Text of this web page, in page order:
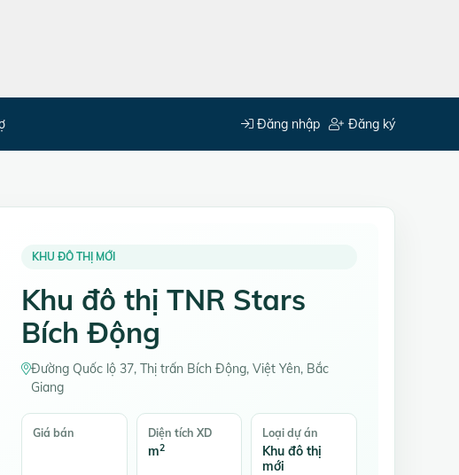
Đăng nhập Đăng ký
KHU ĐÔ THỊ MỚI
Khu đô thị TNR Stars
Bích Động
Đường Quốc lộ 37, Thị trấn Bích Động, Việt Yên, Bắc
Giang
Giá bán Diện tích XD
m2
Loại dự án
Khu đô thị
mới